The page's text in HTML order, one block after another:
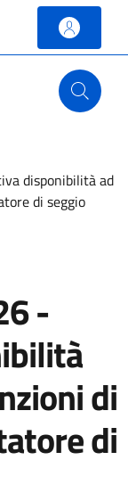
disponibilità ad
di seggio
-
di
di